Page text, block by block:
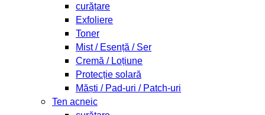
curățare
Exfoliere
Toner
Mist / Esență / Ser
Cremă / Loțiune
Protecție solară
Măști / Pad-uri / Patch-uri
Ten acneic